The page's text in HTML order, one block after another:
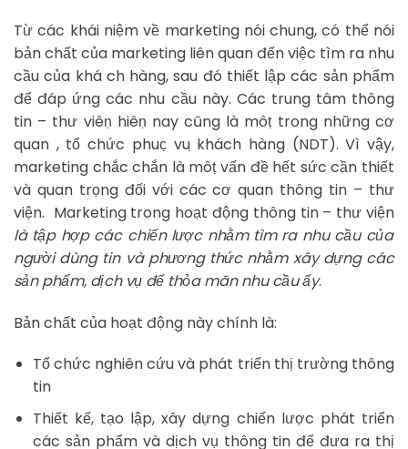
Từ các khái niệm về marketing nói chung, có thể nói
bản chất của marketing liên quan đến việc tìm ra nhu
cầu của khá ch hàng, sau đó thiết lập các sản phẩm
để đáp ứng các nhu cầu này. Các trung tâm thông
tin – thư viêṇ hiêṇ nay cũng là môṭ trong những cơ
quan , tổ chức phuc̣ vu ̣khách hàng (NDT). Vì vậy,
marketing chắc chắn là môṭ vấn đề hết sức cần thiết
và quan trọng đối với các cơ quan thông tin – thư
viện. Marketing trong hoạt động thông tin – thư viện
là tập hợp các chiến lược nhằm tìm ra nhu cầu của
người dùng tin và phương thức nhằm xây dựng các
sản phẩm, dịch vụ để thỏa mãn nhu cầu ấy.
Bản chất của hoạt động này chính là:
Tổ chức nghiên cứu và phát triển thị trường thông
tin
Thiết kế, tạo lập, xây dựng chiến lược phát triển
các sản phẩm và dịch vụ thông tin để đưa ra thị